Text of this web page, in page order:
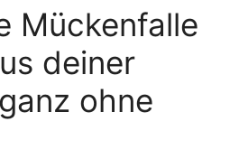
Mückenfalle
deiner
ohne